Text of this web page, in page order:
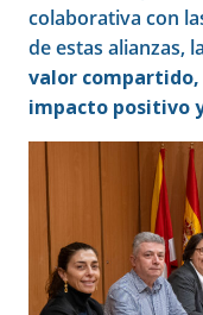
colaborativa con
de estas alianzas,
valor
impacto positivo